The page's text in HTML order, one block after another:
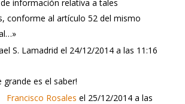
información relativa a tales
conforme al artículo 52 del mismo
S. Lamadrid el 24/12/2014 a las 11:16
grande es el saber!
Francisco Rosales el 25/12/2014 a las